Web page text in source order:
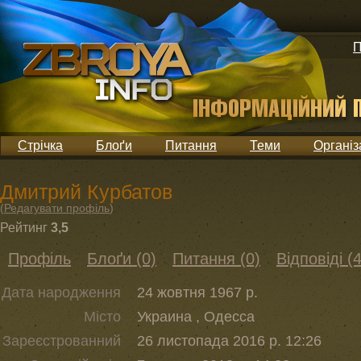
Стрічка Блоґи Питання Теми
Дмитрий Курбатов
(Редагувати профіль)
Рейтинг 3,5
Профіль Блоґи (0) Питання (0) Відповіді
Дата народження
24 жовтня 1967 р.
Місто
Украина , Одесса
Зареєстрованний
26 листопада 2016 р. 12:26